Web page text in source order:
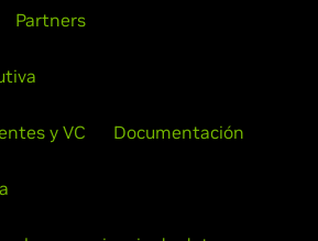
Partners
y VC Documentación